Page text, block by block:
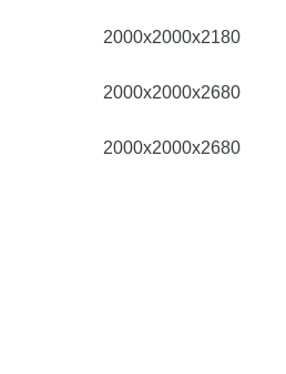
2000х2000х2180
2000х2000х2680
2000х2000х2680